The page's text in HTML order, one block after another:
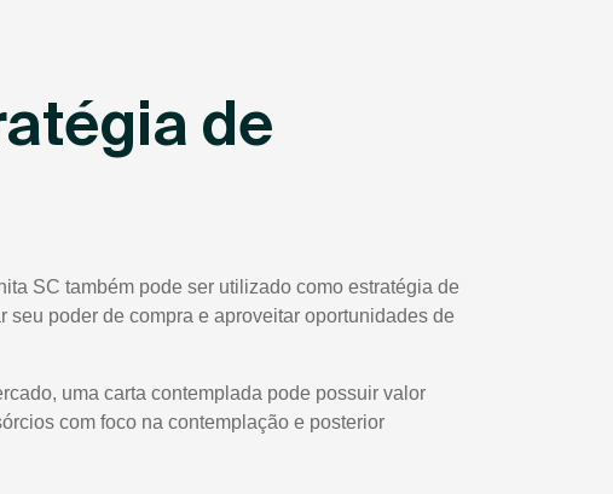
de
SC também pode ser utilizado como estratégia de
poder de compra e aproveitar oportunidades de
uma carta contemplada pode possuir valor
com foco na contemplação e posterior